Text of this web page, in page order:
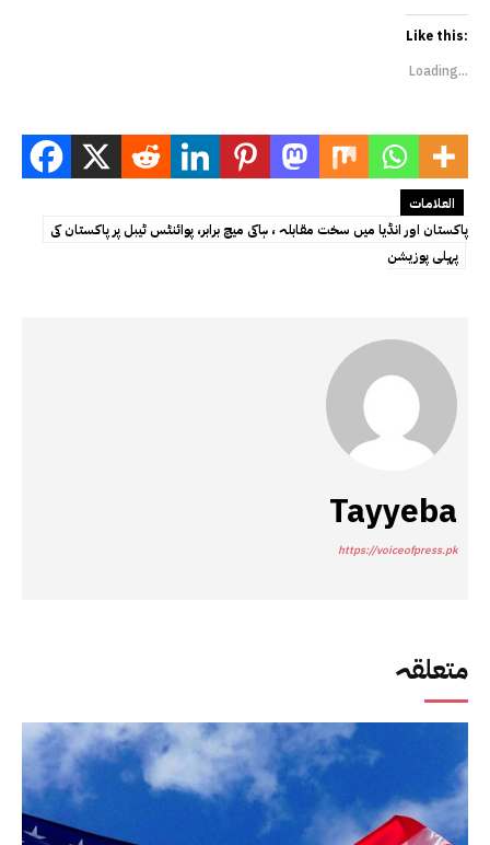
متعلقہ
Like this:
Loading...
العلامات
پاکستان اور انڈیا میں سخت مقابلہ ، ہاکی میچ برابر، پوائنٹس ٹیبل پر پاکستان کی
پہلی پوزیشن
Tayyeba
https://voiceofpress.pk